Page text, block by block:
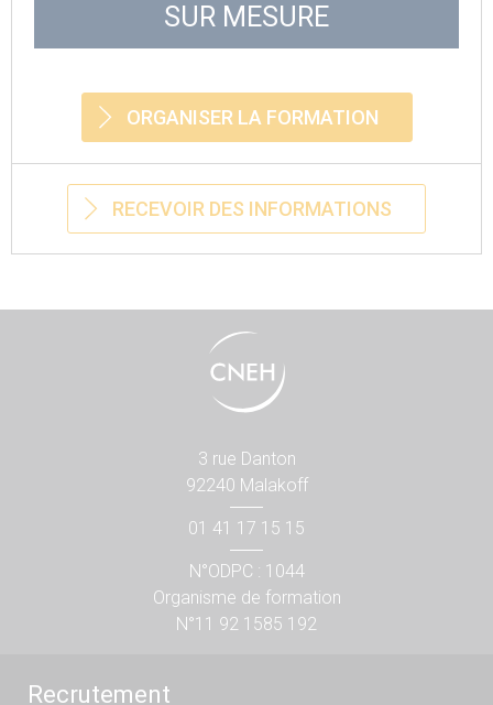
SUR MESURE
ORGANISER LA FORMATION
RECEVOIR DES INFORMATIONS
3 rue Danton
92240 Malakoff
01 41 17 15 15
N°ODPC : 1044
Organisme de formation
N°11 92 1585 192
Recrutement